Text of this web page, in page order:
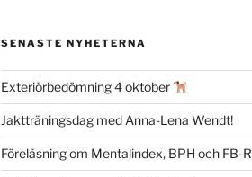
SENASTE NYHETERNA
Exteriörbedömning 4 oktober
Jaktträningsdag med Anna-Lena Wendt!
Föreläsning om Mentalindex, BPH och FB-R